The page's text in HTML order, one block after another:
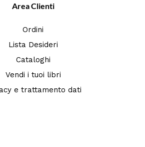
Area Clienti
Ordini
Lista Desideri
Cataloghi
Vendi i tuoi libri
e trattamento dati